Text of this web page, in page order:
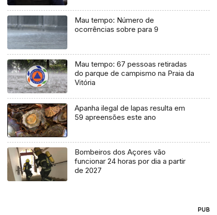
Mau tempo: Número de
ocorrências sobre para 9
Mau tempo: 67 pessoas retiradas
do parque de campismo na Praia da
Vitória
Apanha ilegal de lapas resulta em
59 apreensões este ano
Bombeiros dos Açores vão
funcionar 24 horas por dia a partir
de 2027
PUB